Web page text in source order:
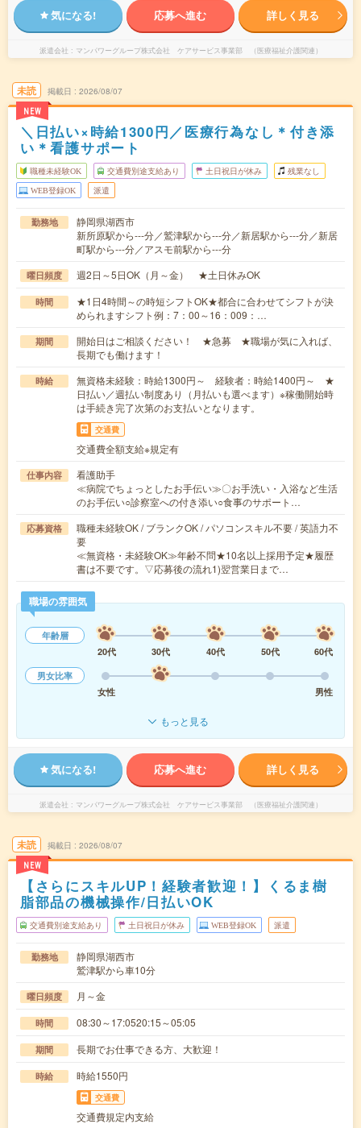
気になる! 応募へ進む 詳しく見る
派遣会社 マンパワーグループ株式会社 ケアサービス事業部 （医療福祉介護関連）
未読
NEW
掲載日 2026/08/07
＼日払い×時給1300円／医療行為なし＊付き添
い＊看護サポート
職種未経験OK 交通費別途支給あり 土日祝日が休み 残業なし
WEB登録OK 派遣
勤務地
静岡県湖西市
新所原駅から---分／鷲津駅から---分／新居駅から---分／新居
町駅から---分／アスモ前駅から---分
曜日頻度 週2日～5日OK（月～金） ★土日休みOK
時間
★1日4時間～の時短シフトOK★都合に合わせてシフトが決
められますシフト例：7：00～16：009：…
期間
開始日はご相談ください！ ★急募 ★職場が気に入れば、
長期でも働けます！
時給
無資格未経験：時給1300円～ 経験者：時給1400円～ ★
日払い／週払い制度あり（月払いも選べます）※稼働開始時
は手続き完了次第のお支払いとなります。
交通費
交通費全額支給※規定有
仕事内容
看護助手
≪病院でちょっとしたお手伝い≫〇お手洗い・入浴など生活
のお手伝い○診察室への付き添い○食事のサポート…
応募資格
職種未経験OK / ブランクOK / パソコンスキル不要 / 英語力不
要
≪無資格・未経験OK≫年齢不問★10名以上採用予定★履歴
書は不要です。▽応募後の流れ1)翌営業日まで…
職場の雰囲気
年齢層
20代
30代 40代 50代
60代
男女比率
女性
男性
もっと見る
気になる! 応募へ進む 詳しく見る
派遣会社 マンパワーグループ株式会社 ケアサービス事業部 （医療福祉介護関連）
未読
NEW
掲載日 2026/08/07
【さらにスキルUP！経験者歓迎！】くるま樹
脂部品の機械操作/日払いOK
交通費別途支給あり 土日祝日が休み WEB登録OK 派遣
勤務地
静岡県湖西市
鷲津駅から車10分
曜日頻度 月～金
時間 08:30～17:0520:15～05:05
期間 長期でお仕事できる方、大歓迎！
時給 時給1550円
交通費
交通費規定内支給